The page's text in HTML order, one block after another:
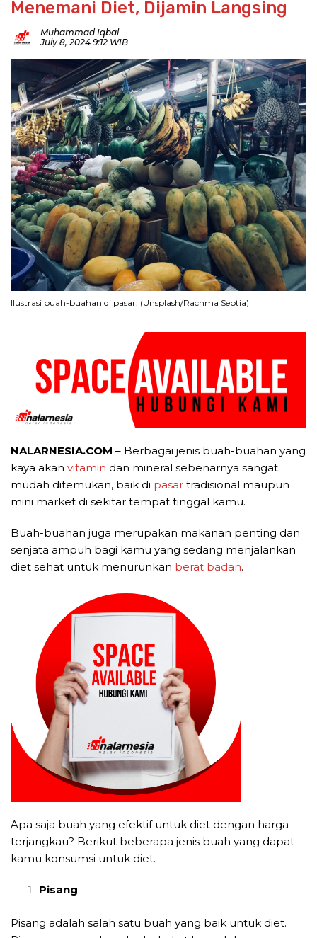
Menemani Diet, Dijamin Langsing
Muhammad Iqbal
July 8, 2024 9:12 WIB
Ilustrasi buah-buahan di pasar. (Unsplash/Rachma Septia)
NALARNESIA.COM – Berbagai jenis buah-buahan yang
kaya akan vitamin dan mineral sebenarnya sangat
mudah ditemukan, baik di pasar tradisional maupun
mini market di sekitar tempat tinggal kamu.
Buah-buahan juga merupakan makanan penting dan
senjata ampuh bagi kamu yang sedang menjalankan
diet sehat untuk menurunkan berat badan.
Apa saja buah yang efektif untuk diet dengan harga
terjangkau? Berikut beberapa jenis buah yang dapat
kamu konsumsi untuk diet.
Pisang
Pisang adalah salah satu buah yang baik untuk diet.